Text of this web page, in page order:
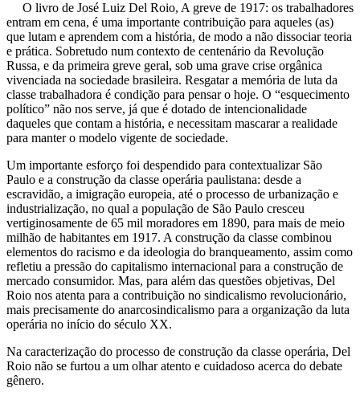
O livro de José Luiz Del Roio, A greve de 1917: os trabalhadores
entram em cena, é uma importante contribuição para aqueles (as)
que lutam e aprendem com a história, de modo a não dissociar teoria
e prática. Sobretudo num contexto de centenário da Revolução
Russa, e da primeira greve geral, sob uma grave crise orgânica
vivenciada na sociedade brasileira. Resgatar a memória de luta da
classe trabalhadora é condição para pensar o hoje. O “esquecimento
político” não nos serve, já que é dotado de intencionalidade
daqueles que contam a história, e necessitam mascarar a realidade
para manter o modelo vigente de sociedade.
Um importante esforço foi despendido para contextualizar São
Paulo e a construção da classe operária paulistana: desde a
escravidão, a imigração europeia, até o processo de urbanização e
industrialização, no qual a população de São Paulo cresceu
vertiginosamente de 65 mil moradores em 1890, para mais de meio
milhão de habitantes em 1917. A construção da classe combinou
elementos do racismo e da ideologia do branqueamento, assim como
refletiu a pressão do capitalismo internacional para a construção de
mercado consumidor. Mas, para além das questões objetivas, Del
Roio nos atenta para a contribuição no sindicalismo revolucionário,
mais precisamente do anarcosindicalismo para a organização da luta
operária no início do século XX.
Na caracterização do processo de construção da classe operária, Del
Roio não se furtou a um olhar atento e cuidadoso acerca do debate
gênero.